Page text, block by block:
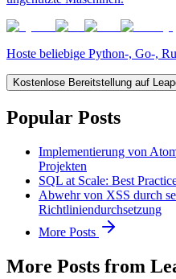
Hoste beliebige Python-, Go-,
Kostenlose Bereitstellung auf
Popular Posts
Implementierung von
Projekten
SQL at Scale: Best
Abwehr von XSS durch
Richtliniendurchsetzung
More Posts
More Posts from